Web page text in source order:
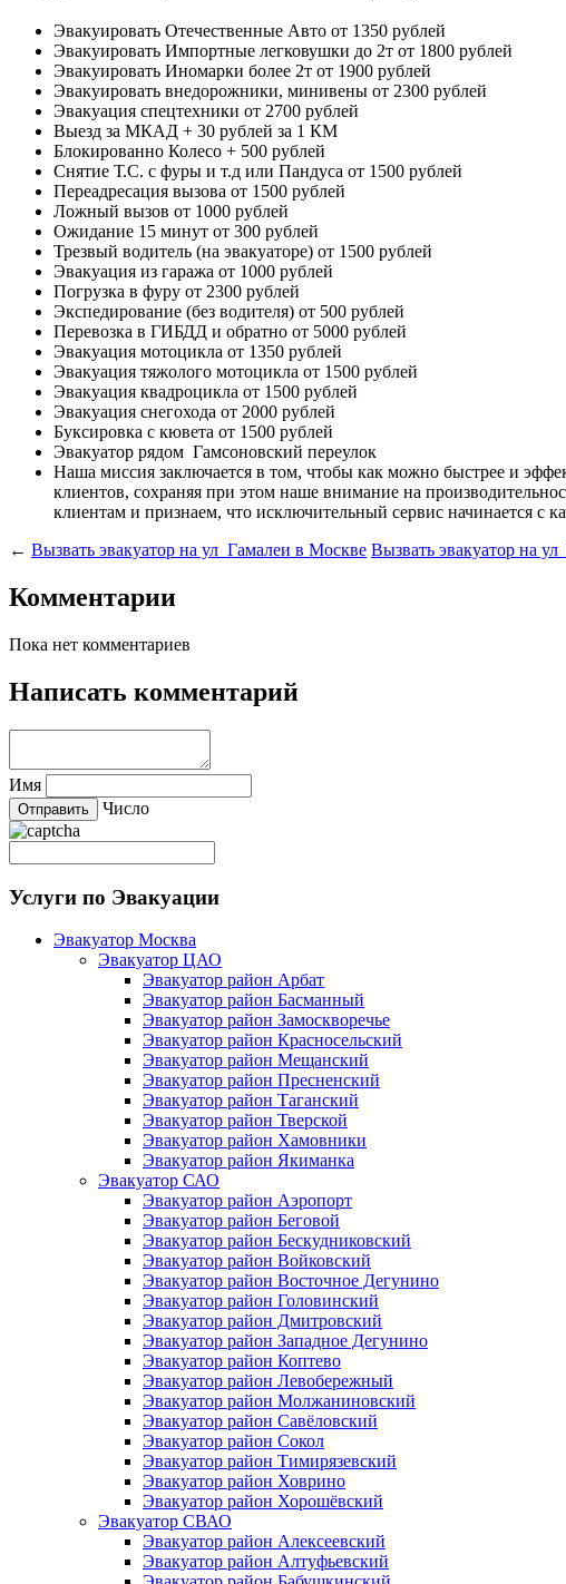
Эвакуировать Отечественные Авто от 1350 рублей
Эвакуировать Импортные легковушки до 2т от 1800 рублей
Эвакуировать Иномарки более 2т от 1900 рублей
Эвакуировать внедорожники, минивены от 2300 рублей
Эвакуация спецтехники от 2700 рублей
Выезд за МКАД + 30 рублей за 1 КМ
Блокированно Колесо + 500 рублей
Снятие Т.С. с фуры и т.д или Пандуса от 1500 рублей
Переадресация вызова от 1500 рублей
Ложный вызов от 1000 рублей
Ожидание 15 минут от 300 рублей
Трезвый водитель (на эвакуаторе) от 1500 рублей
Эвакуация из гаража от 1000 рублей
Погрузка в фуру от 2300 рублей
Экспедирование (без водителя) от 500 рублей
Перевозка в ГИБДД и обратно от 5000 рублей
Эвакуация мотоцикла от 1350 рублей
Эвакуация тяжолого мотоцикла от 1500 рублей
Эвакуация квадроцикла от 1500 рублей
Эвакуация снегохода от 2000 рублей
Буксировка с кювета от 1500 рублей
Эвакуатор рядом Гамсоновский переулок
Наша миссия заключается в том, чтобы как можно быстрее и
клиентов, сохраняя при этом наше внимание на
клиентам и признаем, что исключительный сервис начинается с
← Вызвать эвакуатор на ул Гамалеи в Москве Вызвать эвакуатор на
Комментарии
Пока нет комментариев
Написать комментарий
Имя
Число
Услуги по Эвакуации
Эвакуатор Москва
Эвакуатор ЦАО
Эвакуатор район Арбат
Эвакуатор район Басманный
Эвакуатор район Замоскворечье
Эвакуатор район Красносельский
Эвакуатор район Мещанский
Эвакуатор район Пресненский
Эвакуатор район Таганский
Эвакуатор район Тверской
Эвакуатор район Хамовники
Эвакуатор район Якиманка
Эвакуатор САО
Эвакуатор район Аэропорт
Эвакуатор район Беговой
Эвакуатор район Бескудниковский
Эвакуатор район Войковский
Эвакуатор район Восточное Дегунино
Эвакуатор район Головинский
Эвакуатор район Дмитровский
Эвакуатор район Западное Дегунино
Эвакуатор район Коптево
Эвакуатор район Левобережный
Эвакуатор район Молжаниновский
Эвакуатор район Савёловский
Эвакуатор район Сокол
Эвакуатор район Тимирязевский
Эвакуатор район Ховрино
Эвакуатор район Хорошёвский
Эвакуатор СВАО
Эвакуатор район Алексеевский
Эвакуатор район Алтуфьевский